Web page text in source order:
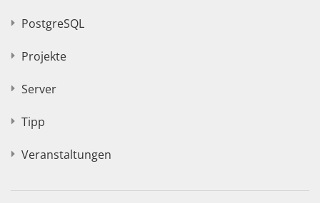
PostgreSQL
Projekte
Server
Tipp
Veranstaltungen